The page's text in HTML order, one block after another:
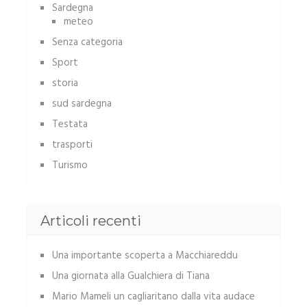
Sardegna
meteo
Senza categoria
Sport
storia
sud sardegna
Testata
trasporti
Turismo
Articoli recenti
Una importante scoperta a Macchiareddu
Una giornata alla Gualchiera di Tiana
Mario Mameli un cagliaritano dalla vita audace